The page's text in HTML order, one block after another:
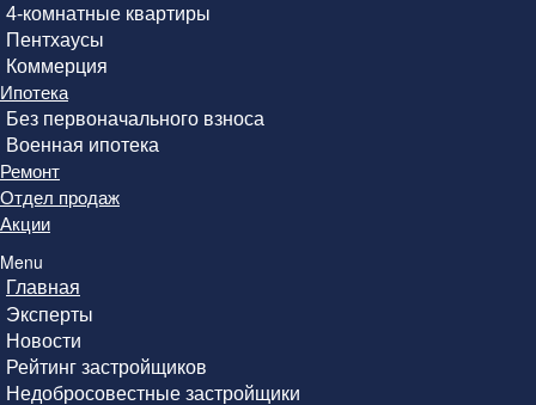
4-комнатные квартиры
Пентхаусы
Коммерция
Ипотека
Без первоначального взноса
Военная ипотека
Ремонт
Отдел продаж
Акции
Menu
Главная
Эксперты
Новости
Рейтинг застройщиков
Недобросовестные застройщики